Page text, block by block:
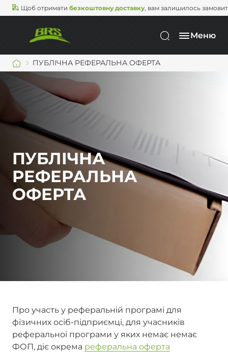
Щоб отримати безкоштовну доставку, вам залишилось
Меню
ПУБЛІЧНА РЕФЕРАЛЬНА ОФЕРТА
ПУБЛІЧНА
РЕФЕРАЛЬНА
ОФЕРТА
Про участь у реферальній програмі для
фізичних осіб-підприємці, для учасників
реферальної програми у яких немає немає
ФОП, діє окрема реферальна оферта